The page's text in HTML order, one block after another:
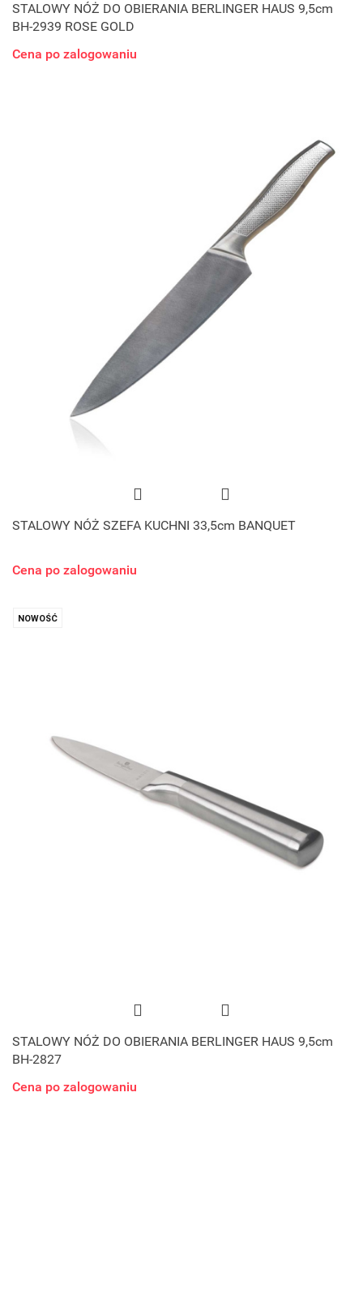
STALOWY NÓŻ DO OBIERANIA BERLINGER HAUS 9,5cm
BH-2939 ROSE GOLD
Cena po zalogowaniu
STALOWY NÓŻ SZEFA KUCHNI 33,5cm BANQUET
Cena po zalogowaniu
NOWOŚĆ
STALOWY NÓŻ DO OBIERANIA BERLINGER HAUS 9,5cm
BH-2827
Cena po zalogowaniu